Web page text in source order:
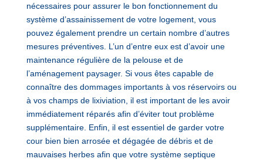
nécessaires pour assurer le bon fonctionnement du
système d’assainissement de votre logement, vous
pouvez également prendre un certain nombre d’autres
mesures préventives. L’un d’entre eux est d’avoir une
maintenance régulière de la pelouse et de
l’aménagement paysager. Si vous êtes capable de
connaître des dommages importants à vos réservoirs ou
à vos champs de lixiviation, il est important de les avoir
immédiatement réparés afin d’éviter tout problème
supplémentaire. Enfin, il est essentiel de garder votre
cour bien bien arrosée et dégagée de débris et de
mauvaises herbes afin que votre système septique